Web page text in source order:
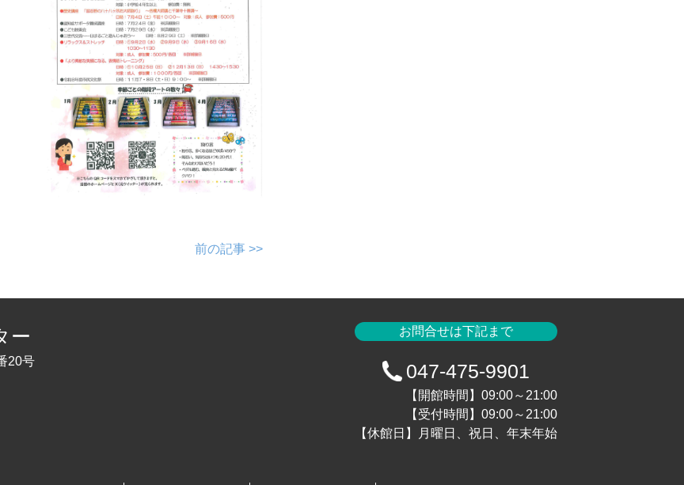
前の記事 >>
ー
20号
お問合せは下記まで
047-475-9901
【開館時間】09:00～21:00
【受付時間】09:00～21:00
【休館日】月曜日、祝日、年末年始